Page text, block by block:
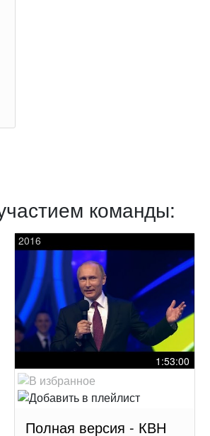
команды:
2016
1:53:00
Полная версия - КВН